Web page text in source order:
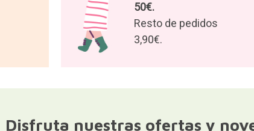
50€.
Resto de pedidos
3,90€.
Disfruta nuestras ofertas y